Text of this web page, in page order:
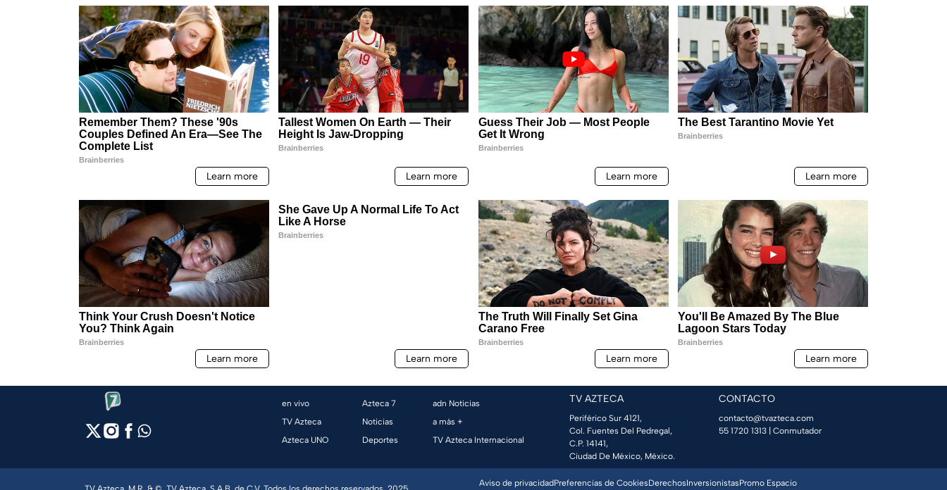
en vivo
TV Azteca
Azteca UNO
Azteca 7
Noticias
Deportes
adn Noticias
a más +
TV Azteca Internacional
TV AZTECA
Periférico Sur 4121,
Col. Fuentes Del Pedregal,
C.P. 14141,
Ciudad De México, México.
CONTACTO
contacto@tvazteca.com
55 1720 1313 | Conmutador
Aviso de privacidadPreferencias de CookiesDerechosInversionistasPromo Espacio